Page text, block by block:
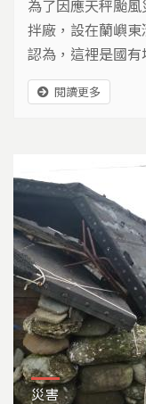
為了因應天秤颱
拌廠，設在蘭嶼
認為，這裡是國
祖先和這一代人的
地的未來...
閱讀更多
災害